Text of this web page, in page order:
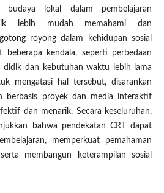
budaya lokal dalam pembelajaran
lebih mudah memahami dan
royong dalam kehidupan sosial
beberapa kendala, seperti perbedaan
didik dan kebutuhan waktu lebih lama
mengatasi hal tersebut, disarankan
berbasis proyek dan media interaktif
dan menarik. Secara keseluruhan,
bahwa pendekatan CRT dapat
memperkuat pemahaman
membangun keterampilan sosial